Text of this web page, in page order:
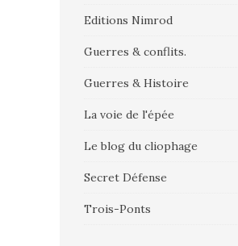
Editions Nimrod
Guerres & conflits.
Guerres & Histoire
La voie de l'épée
Le blog du cliophage
Secret Défense
Trois-Ponts